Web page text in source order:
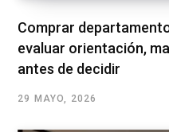
Comprar
evaluar orientación,
antes de decidir
29 MAYO, 2026